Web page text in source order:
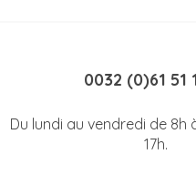
0032 (0)61 51
Du lundi au vendredi de 8h
17h.